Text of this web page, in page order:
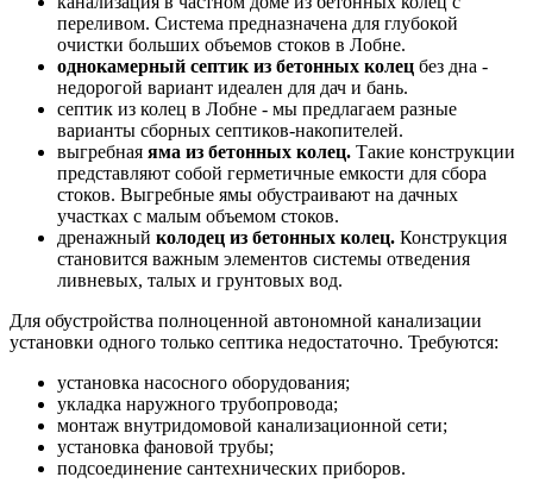
переливом. Система предназначена для глубокой
очистки больших объемов стоков в Лобне.
однокамерный септик из бетонных колец без дна -
недорогой вариант идеален для дач и бань.
септик из колец в Лобне - мы предлагаем разные
варианты сборных септиков-накопителей.
выгребная яма из бетонных колец. Такие конструкции
представляют собой герметичные емкости для сбора
стоков. Выгребные ямы обустраивают на дачных
участках с малым объемом стоков.
дренажный колодец из бетонных колец. Конструкция
становится важным элементов системы отведения
ливневых, талых и грунтовых вод.
Для обустройства полноценной автономной канализации
установки одного только септика недостаточно. Требуются:
установка насосного оборудования;
укладка наружного трубопровода;
монтаж внутридомовой канализационной сети;
установка фановой трубы;
подсоединение сантехнических приборов.